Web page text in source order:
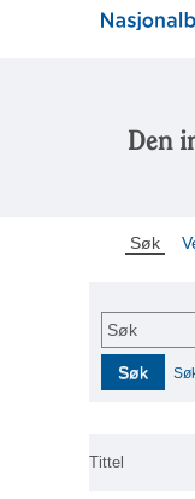
Den
Søk
Søk
Søk
Tittel